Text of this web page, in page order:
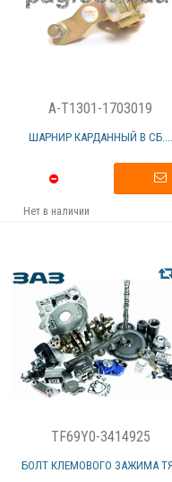
A-T1301-1703019
ШАРНИР КАРДАННЫЙ В СБ....
Нет в наличии
TF69Y0-3414925
БОЛТ КЛЕМОВОГО ЗАЖИМА